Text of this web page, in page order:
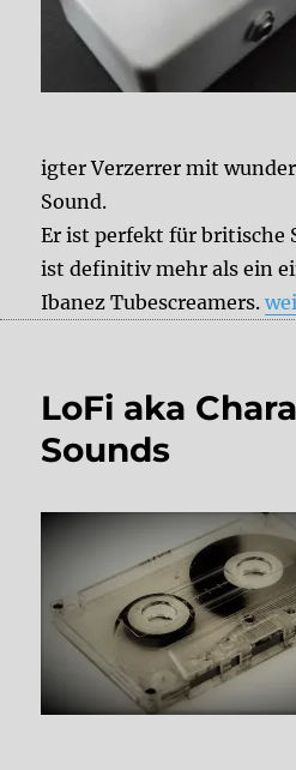
igter Verzerrer mit
Sound.
Er ist perfekt für britische
ist definitiv mehr als ein
Ibanez Tubescreamers.
LoFi aka
Sounds